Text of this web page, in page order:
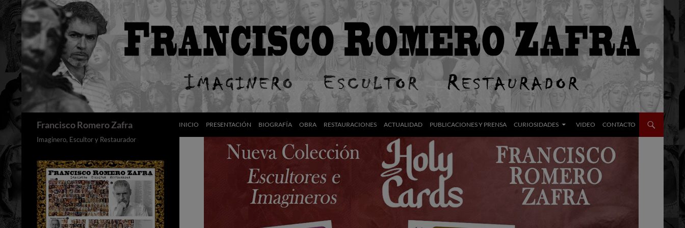
Saltar
contenido
Francisco Romero Zafra INICIO PRESENTACIÓN BIOGRAFÍA OBRA RESTAURACIONES ACTUALIDAD PUBLICACIONES Y PRENSA CURIOSIDADES VIDEO CONTACTO
Imaginero, Escultor y Restaurador